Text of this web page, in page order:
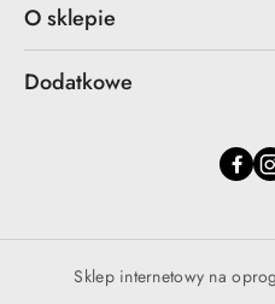
O sklepie
Dodatkowe
Sklep internetowy na